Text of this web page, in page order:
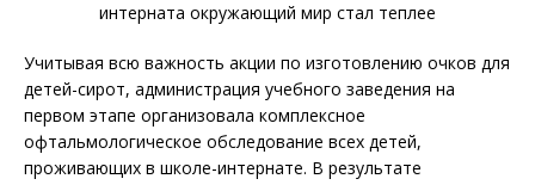
Учитывая всю важность акции по изготовлению очков для
детей-сирот, администрация учебного заведения на
первом этапе организовала комплексное
офтальмологическое обследование всех детей,
проживающих в школе-интернате. В результате